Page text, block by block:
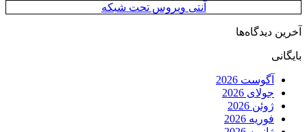
آنتی ویروس تحت شبکه
آخرین دیدگاه‌ها
بایگانی
آگوست 2026
جولای 2026
ژوئن 2026
فوریه 2026